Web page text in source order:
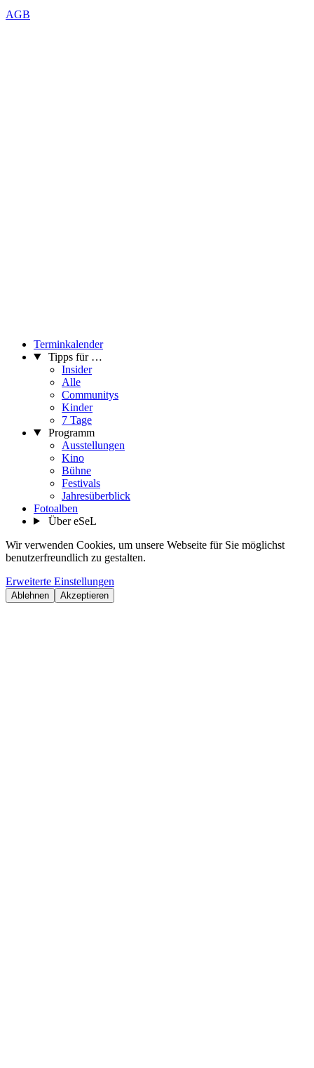
AGB
Terminkalender
Tipps für …
Insider
Alle
Communitys
Kinder
7 Tage
Programm
Ausstellungen
Kino
Bühne
Festivals
Jahresüberblick
Fotoalben
Über eSeL
Wir verwenden Cookies, um unsere Webseite für Sie möglichst
benutzerfreundlich zu gestalten.
Erweiterte Einstellungen
Ablehnen Akzeptieren